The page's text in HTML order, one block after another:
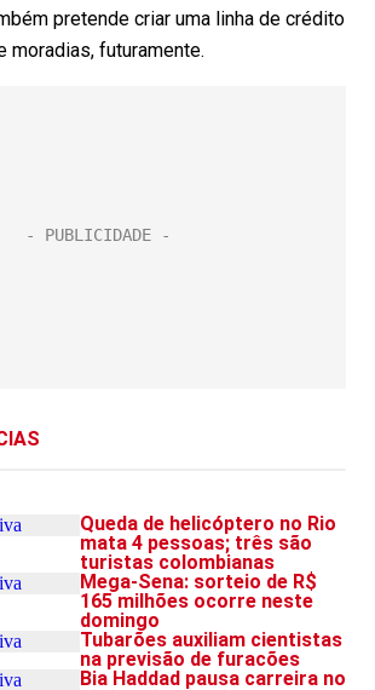
pretende criar uma linha de crédito
moradias, futuramente.